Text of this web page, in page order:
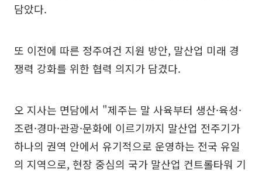
담았다.
또 이전에 따른 정주여건 지원 방안, 말산업 미래 경
쟁력 강화를 위한 협력 의지가 담겼다.
오 지사는 면담에서 "제주는 말 사육부터 생산·육성·
조련·경마·관광·문화에 이르기까지 말산업 전주기가
하나의 권역 안에서 유기적으로 운영하는 전국 유일
의 지역으로, 현장 중심의 국가 말산업 컨트롤타워 기